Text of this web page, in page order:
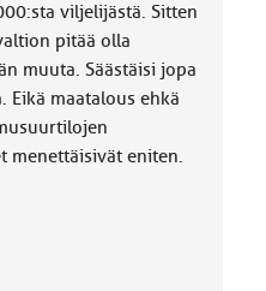
viljelijästä. Sitten
pitää olla
muuta. Säästäisi jopa
Eikä maatalous ehkä
menettäisivät eniten.